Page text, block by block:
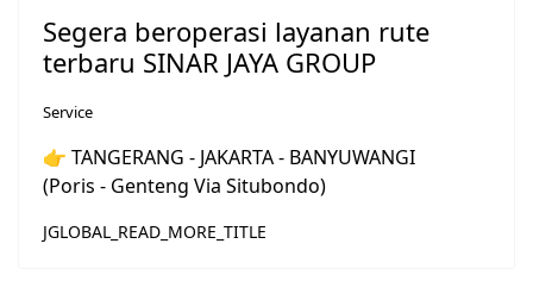
Segera beroperasi layanan rute
terbaru SINAR JAYA GROUP
Service
👉 TANGERANG - JAKARTA - BANYUWANGI
(Poris - Genteng Via Situbondo)
JGLOBAL_READ_MORE_TITLE